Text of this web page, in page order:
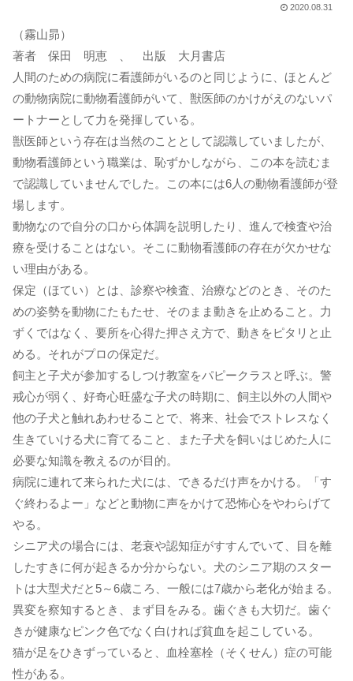
2020.08.31
（霧山昴）
著者 保田 明恵 、 出版 大月書店
人間のための病院に看護師がいるのと同じように、ほとんど
の動物病院に動物看護師がいて、獣医師のかけがえのないパ
ートナーとして力を発揮している。
獣医師という存在は当然のこととして認識していましたが、
動物看護師という職業は、恥ずかしながら、この本を読むま
で認識していませんでした。この本には6人の動物看護師が登
場します。
動物なので自分の口から体調を説明したり、進んで検査や治
療を受けることはない。そこに動物看護師の存在が欠かせな
い理由がある。
保定（ほてい）とは、診察や検査、治療などのとき、そのた
めの姿勢を動物にたもたせ、そのまま動きを止めること。力
ずくではなく、要所を心得た押さえ方で、動きをピタリと止
める。それがプロの保定だ。
飼主と子犬が参加するしつけ教室をパピークラスと呼ぶ。警
戒心が弱く、好奇心旺盛な子犬の時期に、飼主以外の人間や
他の子犬と触れあわせることで、将来、社会でストレスなく
生きていける犬に育てること、また子犬を飼いはじめた人に
必要な知識を教えるのが目的。
病院に連れて来られた犬には、できるだけ声をかける。「す
ぐ終わるよー」などと動物に声をかけて恐怖心をやわらげて
やる。
シニア犬の場合には、老衰や認知症がすすんでいて、目を離
したすきに何が起きるか分からない。犬のシニア期のスター
トは大型犬だと5～6歳ころ、一般には7歳から老化が始まる。
異変を察知するとき、まず目をみる。歯ぐきも大切だ。歯ぐ
きが健康なピンク色でなく白ければ貧血を起こしている。
猫が足をひきずっていると、血栓塞栓（そくせん）症の可能
性がある。